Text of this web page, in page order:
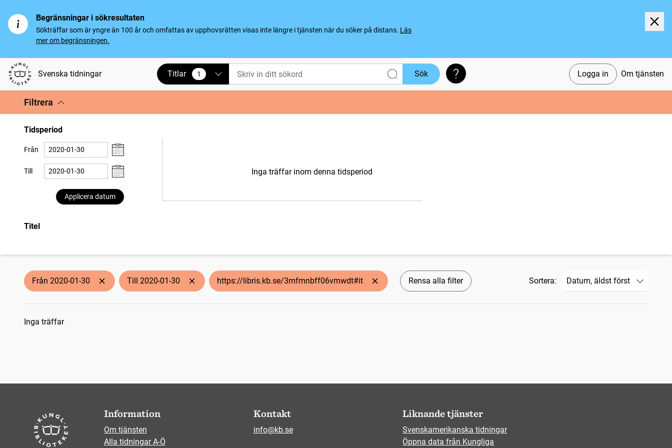
Begränsningar i sökresultaten
Sökträffar som är yngre än 100 år och omfattas av upphovsrätten visas inte längre i tjänsten när du söker på distans. Läs
mer om begränsningen.
Svenska tidningar Logga in Om tjänsten
Titlar 1
vald Sök Söktips
Filtrera
Tidsperiod
Från
Till
Applicera datum
Inga träffar inom denna tidsperiod
Titel
Från 2020-01-30 Till 2020-01-30 https://libris.kb.se/3mfmnbff06vmwdt#it Rensa alla filter Sortera:
Sökresultat
Inga träffar
Information
Om tjänsten
Alla tidningar A-Ö
Kontakt
info@kb.se
Liknande tjänster
Svenskamerikanska tidningar
Öppna data från Kungliga